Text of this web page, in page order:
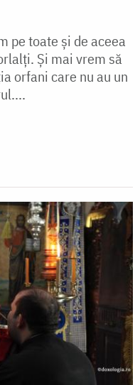
pe toate și de aceea
Și mai vrem să
orfani care nu au un